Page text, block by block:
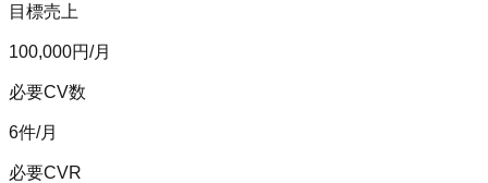
目標売上
100,000円/月
必要CV数
6件/月
必要CVR